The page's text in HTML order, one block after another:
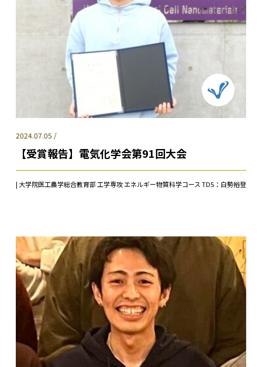
2024.07.05 /
【受賞報告】電気化学会第91回大会
| 大学院医工農学総合教育部 工学専攻 エネルギー物質科学コース TD5：白勢裕登